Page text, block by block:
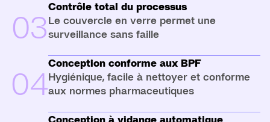
03
Contrôle total du processus
Le couvercle en verre permet une
surveillance sans faille
04
Conception conforme aux BPF
Hygiénique, facile à nettoyer et conforme
aux normes pharmaceutiques